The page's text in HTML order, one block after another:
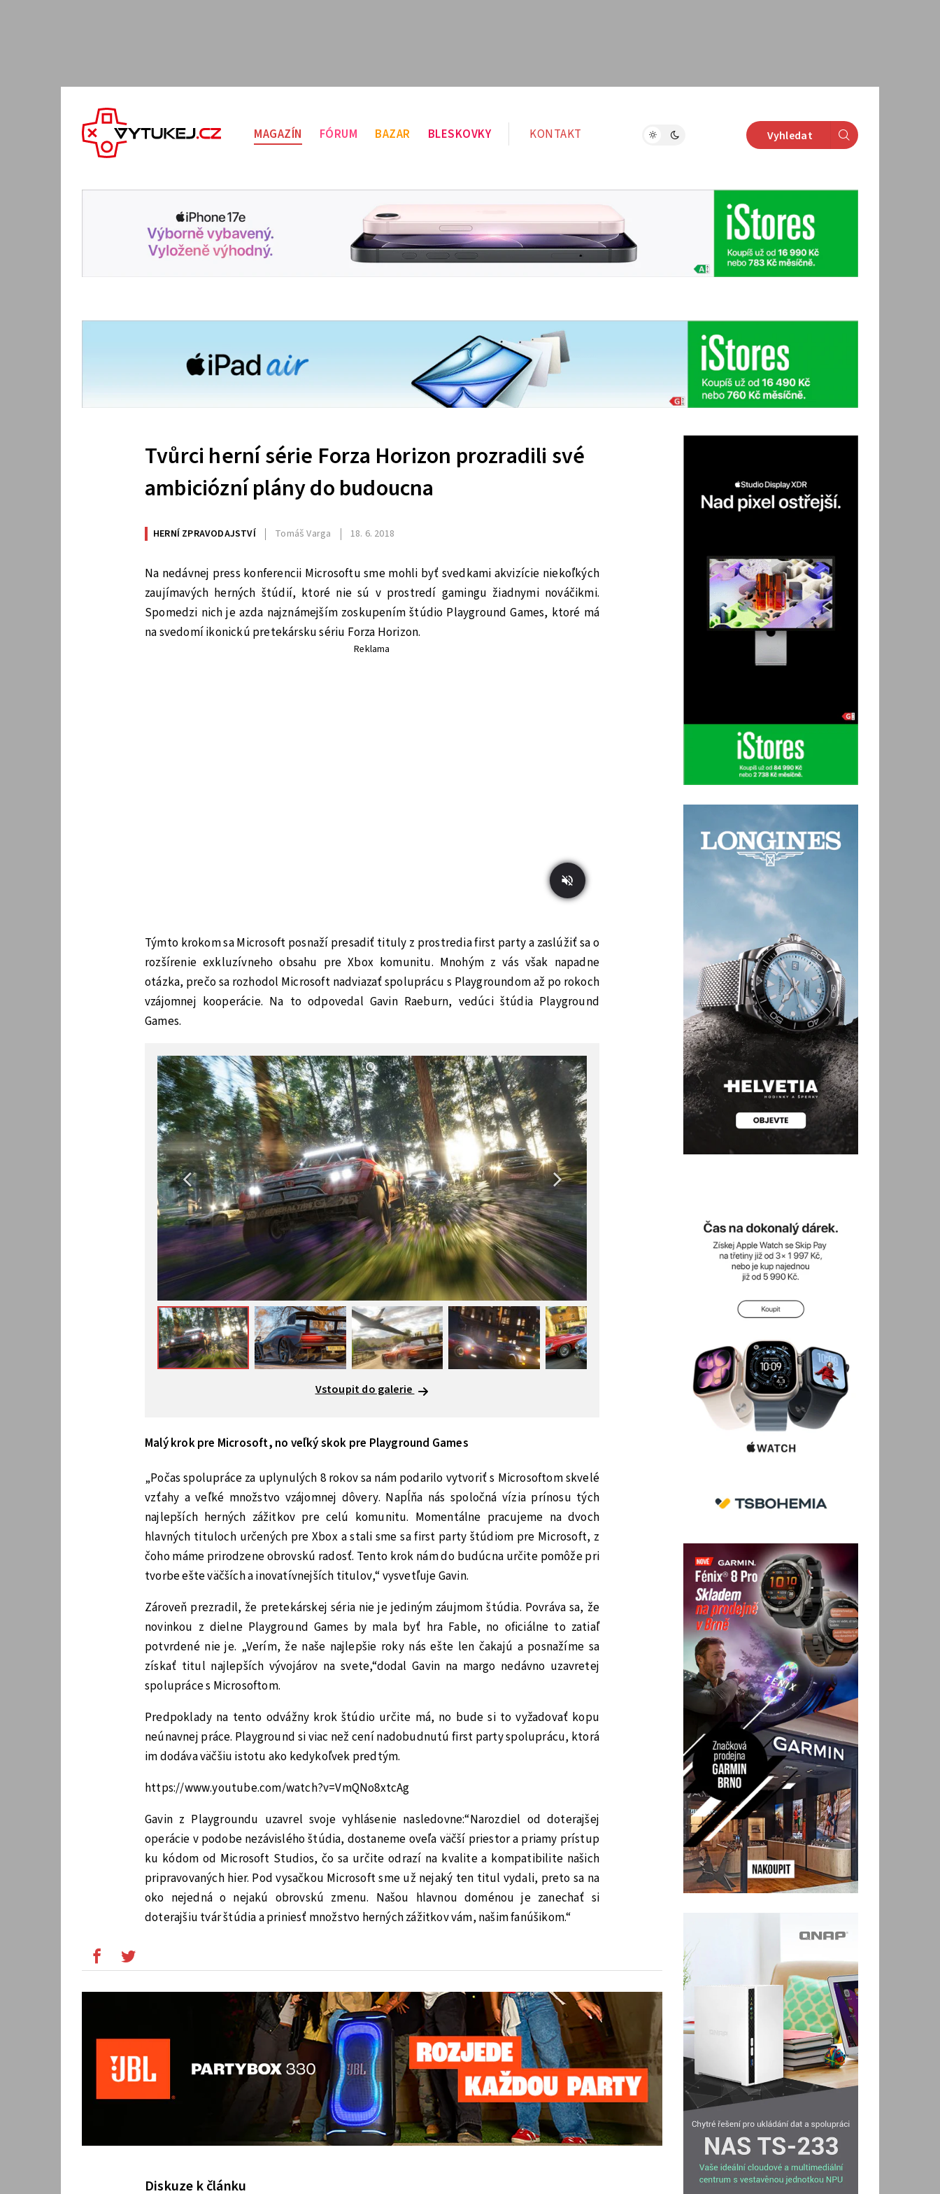
MAGAZÍN FÓRUM BAZAR BLESKOVKY KONTAKT Vyhledat
Tvůrci herní série Forza Horizon prozradili své
ambiciózní plány do budoucna
HERNÍ ZPRAVODAJSTVÍ Tomáš Varga 18. 6. 2018
Na nedávnej press konferencii Microsoftu sme mohli byť svedkami akvizície niekoľkých
zaujímavých herných štúdií, ktoré nie sú v prostredí gamingu žiadnymi nováčikmi.
Spomedzi nich je azda najznámejším zoskupením štúdio Playground Games, ktoré má
na svedomí ikonickú pretekársku sériu Forza Horizon.
Reklama
Týmto krokom sa Microsoft posnaží presadiť tituly z prostredia first party a zaslúžiť sa o
rozšírenie exkluzívneho obsahu pre Xbox komunitu. Mnohým z vás však napadne
otázka, prečo sa rozhodol Microsoft nadviazať spoluprácu s Playgroundom až po rokoch
vzájomnej kooperácie. Na to odpovedal Gavin Raeburn, vedúci štúdia Playground
Games.
Vstoupit do galerie
Malý krok pre Microsoft, no veľký skok pre Playground Games
„Počas spolupráce za uplynulých 8 rokov sa nám podarilo vytvoriť s Microsoftom skvelé
vzťahy a veľké množstvo vzájomnej dôvery. Napĺňa nás spoločná vízia prínosu tých
najlepších herných zážitkov pre celú komunitu. Momentálne pracujeme na dvoch
hlavných tituloch určených pre Xbox a stali sme sa first party štúdiom pre Microsoft, z
čoho máme prirodzene obrovskú radosť. Tento krok nám do budúcna určite pomôže pri
tvorbe ešte väčších a inovatívnejších titulov,“ vysvetľuje Gavin.
Zároveň prezradil, že pretekárskej séria nie je jediným záujmom štúdia. Povráva sa, že
novinkou z dielne Playground Games by mala byť hra Fable, no oficiálne to zatiaľ
potvrdené nie je. „Verím, že naše najlepšie roky nás ešte len čakajú a posnažíme sa
získať titul najlepších vývojárov na svete,“dodal Gavin na margo nedávno uzavretej
spolupráce s Microsoftom.
Predpoklady na tento odvážny krok štúdio určite má, no bude si to vyžadovať kopu
neúnavnej práce. Playground si viac než cení nadobudnutú first party spoluprácu, ktorá
im dodáva väčšiu istotu ako kedykoľvek predtým.
https://www.youtube.com/watch?v=VmQNo8xtcAg
Gavin z Playgroundu uzavrel svoje vyhlásenie nasledovne:“Narozdiel od doterajšej
operácie v podobe nezávislého štúdia, dostaneme oveľa väčší priestor a priamy prístup
ku kódom od Microsoft Studios, čo sa určite odrazí na kvalite a kompatibilite našich
pripravovaných hier. Pod vysačkou Microsoft sme už nejaký ten titul vydali, preto sa na
oko nejedná o nejakú obrovskú zmenu. Našou hlavnou doménou je zanechať si
doterajšiu tvár štúdia a priniesť množstvo herných zážitkov vám, našim fanúšikom.“
Diskuze k článku